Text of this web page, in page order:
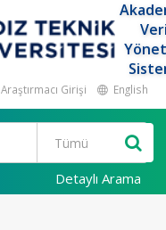
Araştırmacı Girişi English
Detaylı Arama